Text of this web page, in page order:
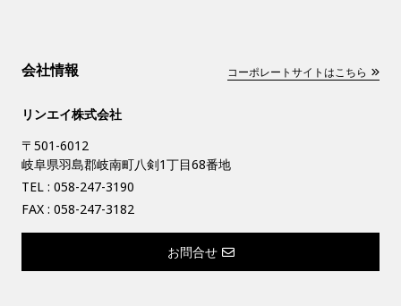
会社情報 コーポレートサイトはこちら
リンエイ株式会社
〒501-6012
岐阜県羽島郡岐南町八剣1丁目68番地
TEL : 058-247-3190
FAX : 058-247-3182
お問合せ